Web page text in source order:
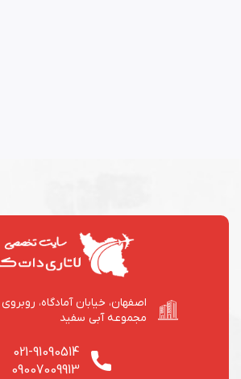
اصفهان، خیابان آمادگاه،
مجموعه آبی سفید
021-91090514
09007009913